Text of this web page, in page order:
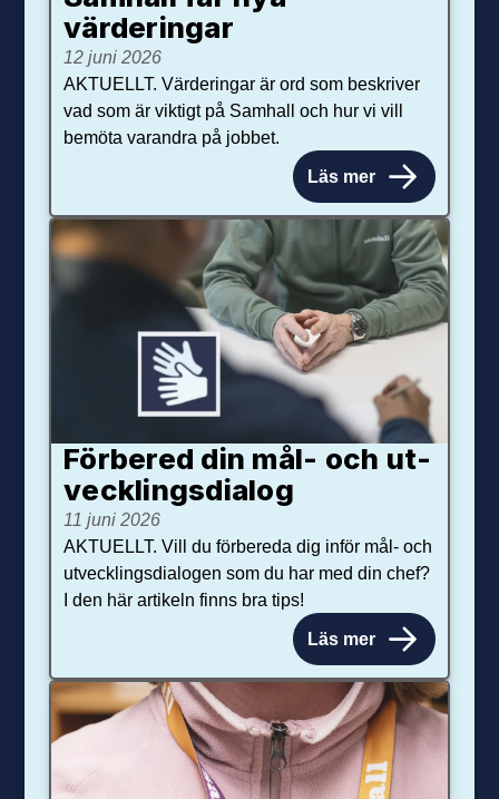
värdering­ar
12 juni 2026
AKTUELLT. Värderingar är ord som beskriver
vad som är viktigt på Samhall och hur vi vill
bemöta varandra på jobbet.
Läs mer
Förbered din mål- och ut­
veck­lings­dialog
11 juni 2026
AKTUELLT. Vill du förbereda dig inför mål- och
utvecklingsdialogen som du har med din chef?
I den här artikeln finns bra tips!
Läs mer